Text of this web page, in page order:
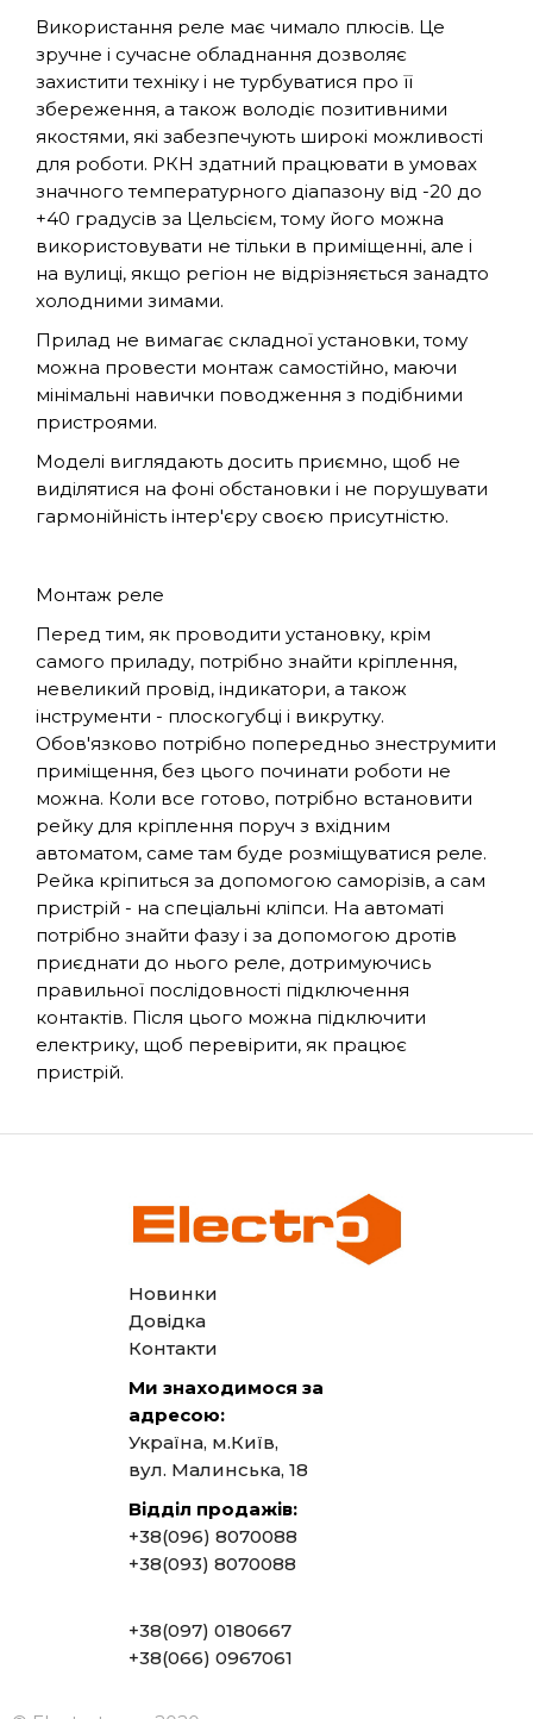
Використання реле має чимало плюсів. Це
зручне і сучасне обладнання дозволяє
захистити техніку і не турбуватися про її
збереження, а також володіє позитивними
якостями, які забезпечують широкі можливості
для роботи. РКН здатний працювати в умовах
значного температурного діапазону від -20 до
+40 градусів за Цельсієм, тому його можна
використовувати не тільки в приміщенні, але і
на вулиці, якщо регіон не відрізняється занадто
холодними зимами.
Прилад не вимагає складної установки, тому
можна провести монтаж самостійно, маючи
мінімальні навички поводження з подібними
пристроями.
Моделі виглядають досить приємно, щоб не
виділятися на фоні обстановки і не порушувати
гармонійність інтер'єру своєю присутністю.
Монтаж реле
Перед тим, як проводити установку, крім
самого приладу, потрібно знайти кріплення,
невеликий провід, індикатори, а також
інструменти - плоскогубці і викрутку.
Обов'язково потрібно попередньо знеструмити
приміщення, без цього починати роботи не
можна. Коли все готово, потрібно встановити
рейку для кріплення поруч з вхідним
автоматом, саме там буде розміщуватися реле.
Рейка кріпиться за допомогою саморізів, а сам
пристрій - на спеціальні кліпси. На автоматі
потрібно знайти фазу і за допомогою дротів
приєднати до нього реле, дотримуючись
правильної послідовності підключення
контактів. Після цього можна підключити
електрику, щоб перевірити, як працює
пристрій.
Новинки
Довідка
Контакти
Ми знаходимося за
адресою:
Україна, м.Київ,
вул. Малинська, 18
Відділ продажів:
+38(096) 8070088
+38(093) 8070088
+38(097) 0180667
+38(066) 0967061